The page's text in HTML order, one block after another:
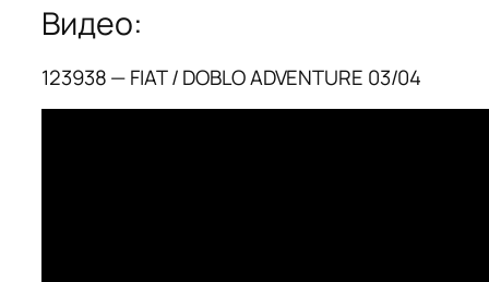
Видео:
123938 — FIAT / DOBLO ADVENTURE 03/04